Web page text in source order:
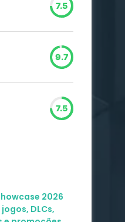
7.5
9.7
7.5
2026
DLCs,